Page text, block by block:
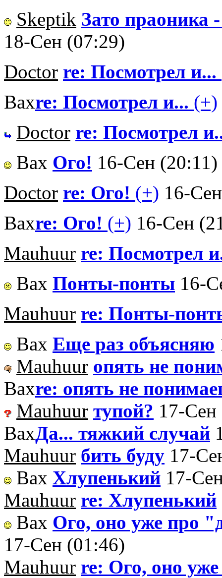
Skeptik Зато праоника
18-Сен (07:29)
Doctor re: Посмотрел и...
Вахre: Посмотрел и... (+)
Doctor re: Посмотрел
Вах Ого! 16-Сен (20:11)
Doctor re: Ого! (+) 16-
Вахre: Ого! (+) 16-Сен
Mauhuur re: Посмотрел
Вах Понты-понты 16-
Mauhuur re: Понты-
Вах Еще раз объясняю
Mauhuur опять не
Вахre: опять не
Mauhuur тупой? 17-Сен
ВахДа... тяжкий случай
Mauhuur бить буду 17-
Вах Хлупенький 17-
Mauhuur re: Хлупенький
Вах Ого, оно уже про
17-Сен (01:46)
Mauhuur re: Ого, оно